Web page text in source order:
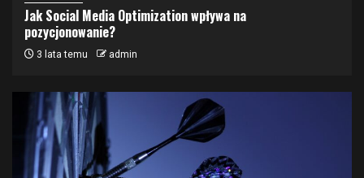
Jak Social Media Optimization wpływa na
pozycjonowanie?
3 lata temu admin